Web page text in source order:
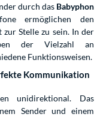
durch das Babyphon
ermöglichen den
Stelle zu sein. In der
der Vielzahl an
Funktionsweisen.
Kommunikation
unidirektional. Das
Sender und einem